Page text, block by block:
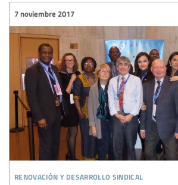
renovación y desarrollo sindical
7 noviembre 2017